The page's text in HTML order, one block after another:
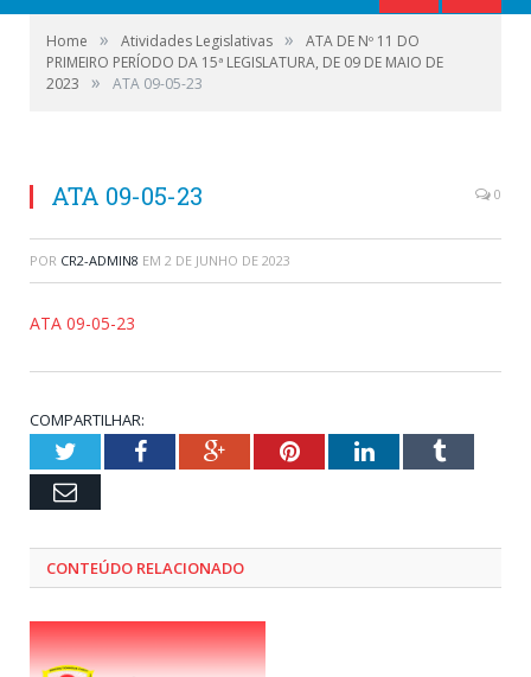
Home » Atividades Legislativas »
ATA DE Nº 11 DO
PRIMEIRO PERÍODO DA 15ª LEGISLATURA, DE 09 DE MAIO DE
2023
» ATA 09-05-23
ATA 09-05-23 0
POR CR2-ADMIN8 EM 2 DE JUNHO DE 2023
ATA 09-05-23
COMPARTILHAR:
TwitterFacebookGoogle+PinterestLinkedInTumblr
Email
CONTEÚDO RELACIONADO